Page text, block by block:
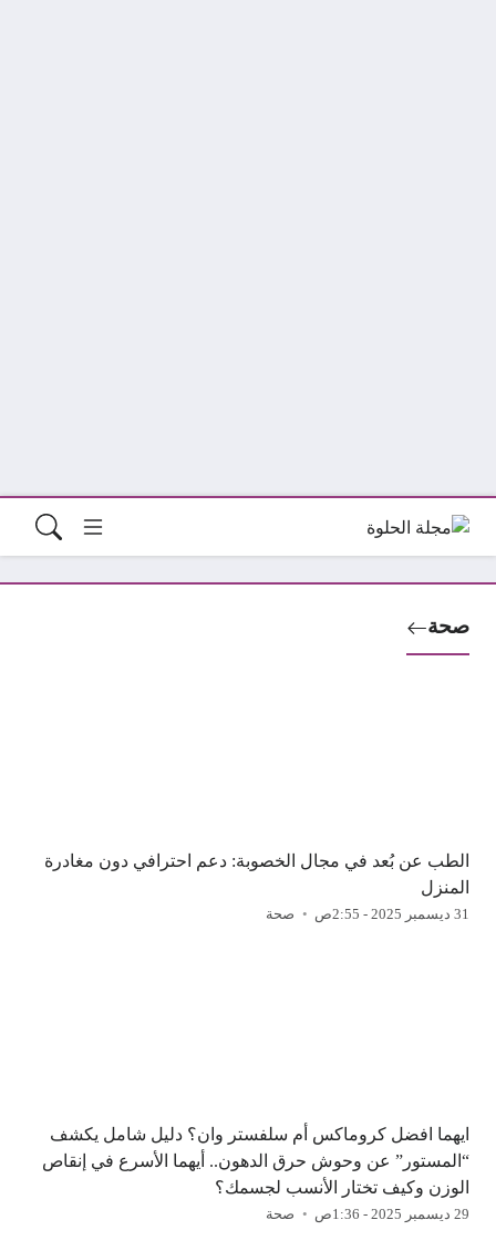
صحة
الطب عن بُعد في مجال الخصوبة: دعم احترافي دون مغادرة
المنزل
31 ديسمبر 2025 - 2:55ص صحة
ايهما افضل كروماكس أم سلفستر وان؟ دليل شامل يكشف
“المستور” عن وحوش حرق الدهون.. أيهما الأسرع في إنقاص
الوزن وكيف تختار الأنسب لجسمك؟
29 ديسمبر 2025 - 1:36ص صحة